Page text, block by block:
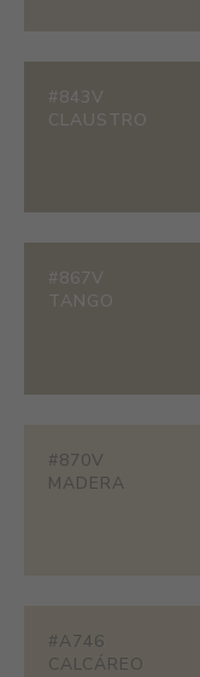
#843V
CLAUSTRO
#867V
TANGO
#870V
MADERA
#A746
CALCÁREO